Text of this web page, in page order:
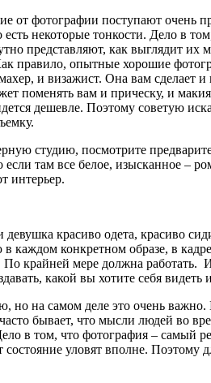
фотографии поступают очень
некоторые тонкости. Дело в
представляют, как выглядит
правило, опытные хорошие
и визажист. Она вам сделает
поменять вам и прическу, и
дешевле. Поэтому советую
студию, посмотрите
там все белое, изысканное –
интерьер.
красиво одета, красиво
конкретном образе, в
крайней мере должна работать.
какой вы хотите себя
на самом деле это очень важно.
бывает, что мысли людей во
в том, что фотография – самый
уловят вполне. Поэтому